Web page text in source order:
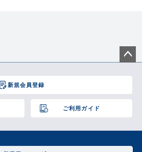
新規会員登録
ご利用ガイド
ジト
へ